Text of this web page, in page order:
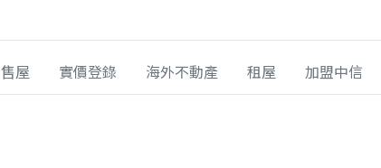
售屋 實價登錄 海外不動產 租屋 加盟中信